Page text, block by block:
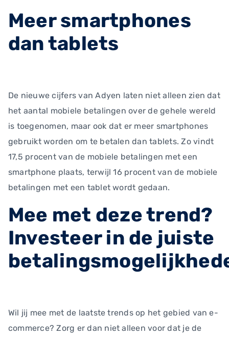
Meer smartphones
dan tablets
De nieuwe cijfers van Adyen laten niet alleen zien dat
het aantal mobiele betalingen over de gehele wereld
is toegenomen, maar ook dat er meer smartphones
gebruikt worden om te betalen dan tablets. Zo vindt
17,5 procent van de mobiele betalingen met een
smartphone plaats, terwijl 16 procent van de mobiele
betalingen met een tablet wordt gedaan.
Mee met deze trend?
Investeer in de juiste
Wil jij mee met de laatste trends op het gebied van e-
commerce? Zorg er dan niet alleen voor dat je de